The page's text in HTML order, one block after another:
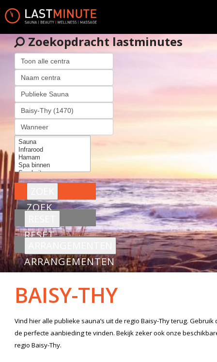
Zoekopdracht lastminutes
ZOEK
RESET
ARRANGEMENTEN
BAISY-THY
Vind hier alle publieke sauna’s uit de regio Baisy-Thyterug. Gebruik
de perfecte aanbieding te vinden. Bekijk zeker ook onze
regio Baisy-Thy.